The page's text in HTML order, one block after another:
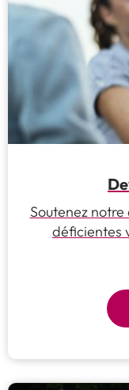
Soutenez
déficientes